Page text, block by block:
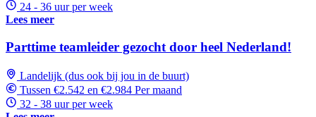
24 - 36 uur per week
Lees meer
Parttime teamleider gezocht door heel Nederland!
Landelijk (dus ook bij jou in de buurt)
Tussen €2.542 en €2.984 Per maand
32 - 38 uur per week